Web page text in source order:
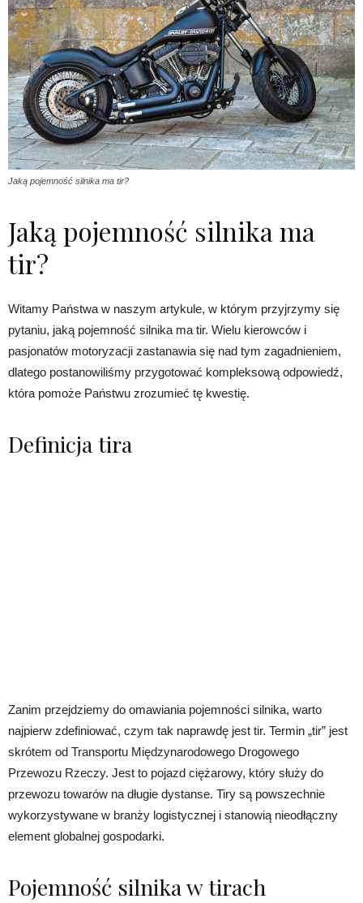
Jaką pojemność silnika ma tir?
Jaką pojemność silnika ma
tir?
Witamy Państwa w naszym artykule, w którym przyjrzymy się
pytaniu, jaką pojemność silnika ma tir. Wielu kierowców i
pasjonatów motoryzacji zastanawia się nad tym zagadnieniem,
dlatego postanowiliśmy przygotować kompleksową odpowiedź,
która pomoże Państwu zrozumieć tę kwestię.
Definicja tira
Zanim przejdziemy do omawiania pojemności silnika, warto
najpierw zdefiniować, czym tak naprawdę jest tir. Termin „tir” jest
skrótem od Transportu Międzynarodowego Drogowego
Przewozu Rzeczy. Jest to pojazd ciężarowy, który służy do
przewozu towarów na długie dystanse. Tiry są powszechnie
wykorzystywane w branży logistycznej i stanowią nieodłączny
element globalnej gospodarki.
Pojemność silnika w tirach